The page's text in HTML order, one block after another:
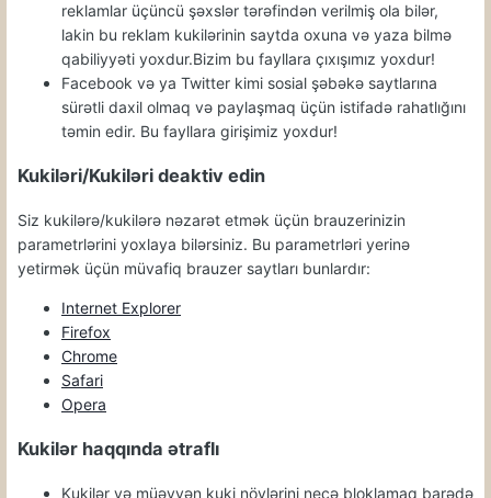
reklamlar üçüncü şəxslər tərəfindən verilmiş ola bilər,
lakin bu reklam kukilərinin saytda oxuna və yaza bilmə
qabiliyyəti yoxdur.Bizim bu fayllara çıxışımız yoxdur!
Facebook və ya Twitter kimi sosial şəbəkə saytlarına
sürətli daxil olmaq və paylaşmaq üçün istifadə rahatlığını
təmin edir. Bu fayllara girişimiz yoxdur!
Kukiləri/Kukiləri deaktiv edin
Siz kukilərə/kukilərə nəzarət etmək üçün brauzerinizin
parametrlərini yoxlaya bilərsiniz. Bu parametrləri yerinə
yetirmək üçün müvafiq brauzer saytları bunlardır:
Internet Explorer
Firefox
Chrome
Safari
Opera
Kukilər haqqında ətraflı
Kukilər və müəyyən kuki növlərini necə bloklamaq barədə